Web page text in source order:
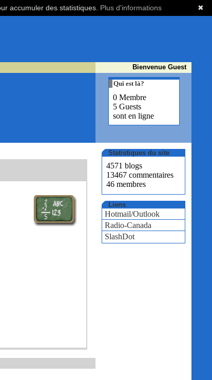
Bienvenue Guest
Qui est là?
0 Membre
5 Guests
sont en ligne
Statistiques du site
4571 blogs
13467 commentaires
46 membres
Liens
Hotmail/Outlook
Radio-Canada
SlashDot
✖
accumuler des statistiques. Plus d'informations